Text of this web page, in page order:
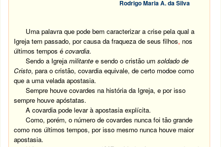
Rodrigo Maria A. da Silva
Uma palavra que pode bem caracterizar a crise pela qual a
Igreja tem passado, por causa da fraqueza de seus filhos, nos
últimos tempos écovardia.
Sendo a Igrejamilitante e sendo o cristão umsoldado de
Cristo, para o cristão, covardia equivale, de certo modoe como
que a uma velada apostasia.
Sempre houve covardes na história da Igreja, e por isso
sempre houve apóstatas.
A covardia pode levar à apostasia explícita.
Como, porém, o número de covardes nunca foi tão grande
como nos últimos tempos, por isso mesmo nunca houve maior
apostasia.